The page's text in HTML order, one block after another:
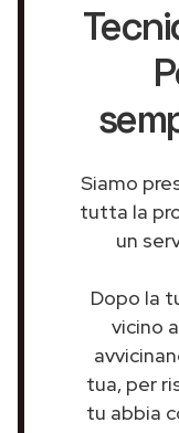
Siamo
tutta la
un
Dopo la
vicino
tua, per
tu abbia